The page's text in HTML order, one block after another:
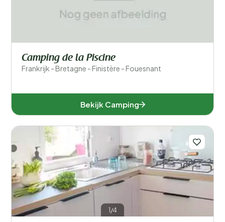
Camping de la Piscine
Frankrijk - Bretagne - Finistère - Fouesnant
Bekijk Camping
1/4